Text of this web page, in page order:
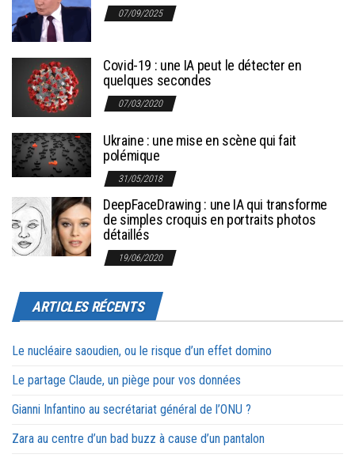
07/09/2025
Covid-19 : une IA peut le détecter en
quelques secondes
07/03/2020
Ukraine : une mise en scène qui fait
polémique
31/05/2018
DeepFaceDrawing : une IA qui transforme
de simples croquis en portraits photos
détaillés
19/06/2020
ARTICLES RÉCENTS
Le nucléaire saoudien, ou le risque d’un effet domino
Le partage Claude, un piège pour vos données
Gianni Infantino au secrétariat général de l’ONU ?
Zara au centre d’un bad buzz à cause d’un pantalon